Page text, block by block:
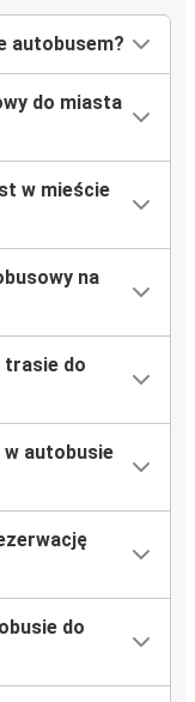
autobusem?
do miasta
w mieście
na
trasie do
autobusie
do